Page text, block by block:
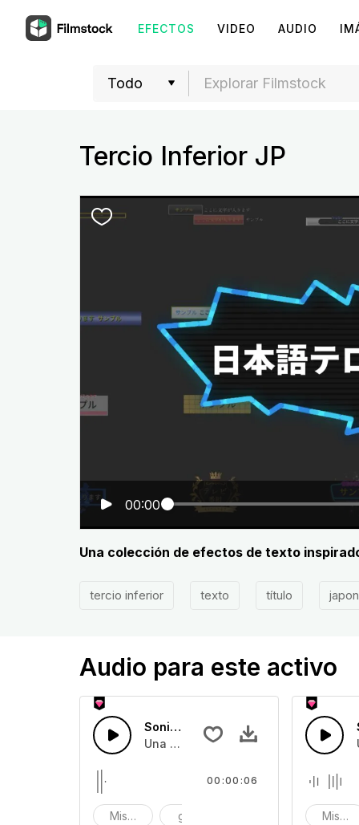
EFECTOS VIDEO AUDIO
Tercio Inferior JP
00:00
Una colección de efectos de texto
tercio inferior texto título
Audio para este activo
Sonidos de Frustración 43
Una colección de efectos de sonido
Miserable grita
00:00:06